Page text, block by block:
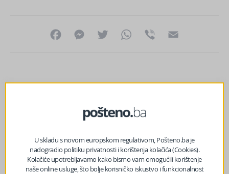
FacebookMessenger
Twitter WhatsApp
Viber
U skladu s novom europskom regulativom, Pošteno.ba je
nadogradio politiku privatnosti i korištenja kolačića (Cookies).
Kolačiće upotrebljavamo kako bismo vam omogućili korištenje
naše online usluge, što bolje korisničko iskustvo i funkcionalnost